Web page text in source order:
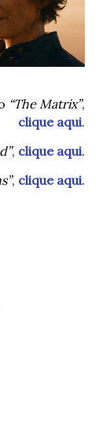
“The Matrix”,
clique aqui.
, clique aqui.
, clique aqui.